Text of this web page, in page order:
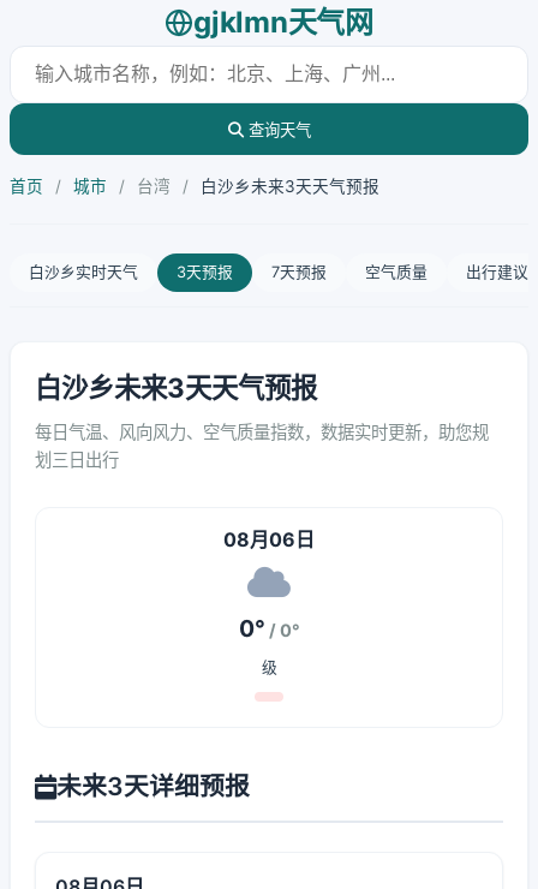
gjklmn天气网
查询天气
首页 / 城市 / 台湾 / 白沙乡未来3天天气预报
白沙乡实时天气 3天预报 7天预报 空气质量 出行建议
白沙乡未来3天天气预报
每日气温、风向风力、空气质量指数，数据实时更新，助您规
划三日出行
08月06日
0° / 0°
级
未来3天详细预报